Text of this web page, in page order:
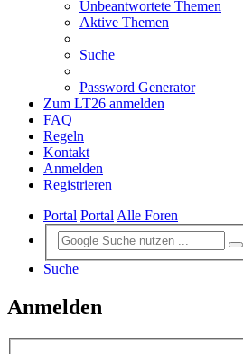
Unbeantwortete Themen
Aktive Themen
Suche
Password Generator
Zum LT26 anmelden
FAQ
Regeln
Kontakt
Anmelden
Registrieren
Portal PortalAlle Foren
Suche
Anmelden